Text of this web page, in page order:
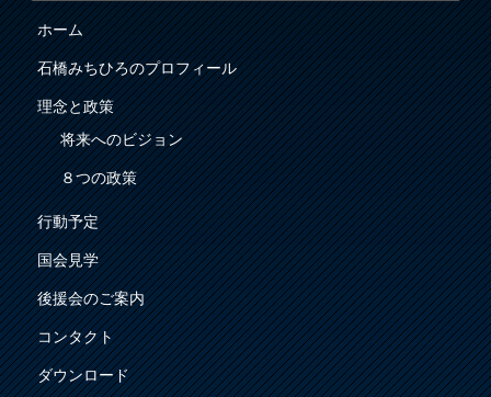
ホーム
石橋みちひろのプロフィール
理念と政策
将来へのビジョン
８つの政策
行動予定
国会見学
後援会のご案内
コンタクト
ダウンロード